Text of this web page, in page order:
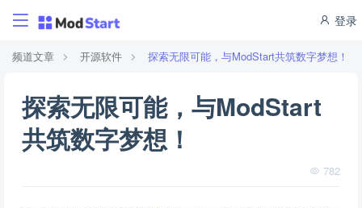
登录
频道文章 开源软件 探索无限可能，与ModStart共筑数字梦想！
探索无限可能，与ModStart
共筑数字梦想！
782